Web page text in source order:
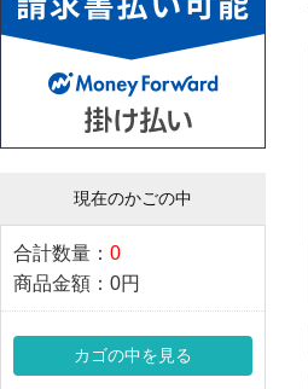
現在のかごの中
合計数量： 0
商品金額： 0円
カゴの中を見る